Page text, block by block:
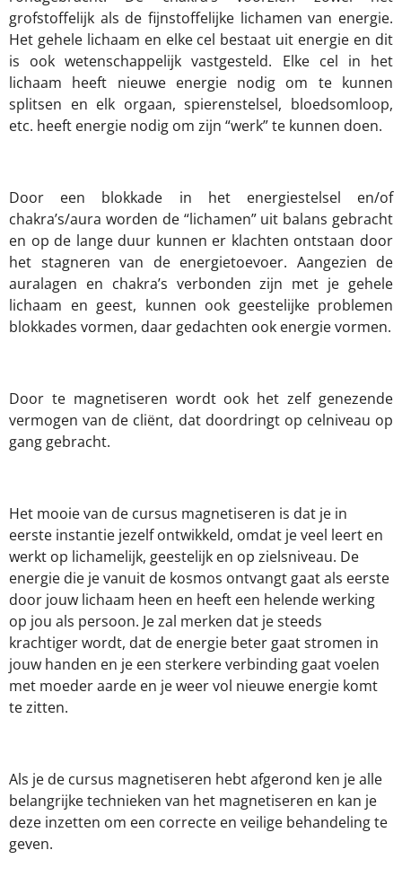
grofstoffelijk als de fijnstoffelijke lichamen van energie.
Het gehele lichaam en elke cel bestaat uit energie en dit
is ook wetenschappelijk vastgesteld. Elke cel in het
lichaam heeft nieuwe energie nodig om te kunnen
splitsen en elk orgaan, spierenstelsel, bloedsomloop,
etc. heeft energie nodig om zijn “werk” te kunnen doen.
Door een blokkade in het energiestelsel en/of
chakra’s/aura worden de “lichamen” uit balans gebracht
en op de lange duur kunnen er klachten ontstaan door
het stagneren van de energietoevoer. Aangezien de
auralagen en chakra’s verbonden zijn met je gehele
lichaam en geest, kunnen ook geestelijke problemen
blokkades vormen, daar gedachten ook energie vormen.
Door te magnetiseren wordt ook het zelf genezende
vermogen van de cliënt, dat doordringt op celniveau op
gang gebracht.
Het mooie van de cursus magnetiseren is dat je in
eerste instantie jezelf ontwikkeld, omdat je veel leert en
werkt op lichamelijk, geestelijk en op zielsniveau. De
energie die je vanuit de kosmos ontvangt gaat als eerste
door jouw lichaam heen en heeft een helende werking
op jou als persoon. Je zal merken dat je steeds
krachtiger wordt, dat de energie beter gaat stromen in
jouw handen en je een sterkere verbinding gaat voelen
met moeder aarde en je weer vol nieuwe energie komt
te zitten.
Als je de cursus magnetiseren hebt afgerond ken je alle
belangrijke technieken van het magnetiseren en kan je
deze inzetten om een correcte en veilige behandeling te
geven.